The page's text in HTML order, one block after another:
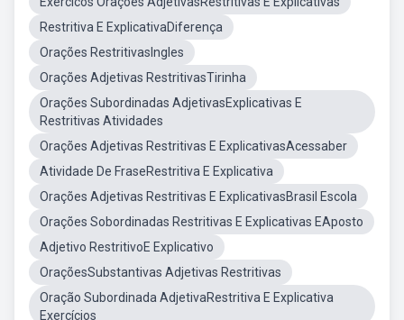
Restritiva E ExplicativaDiferença
Orações RestritivasIngles
Orações Adjetivas RestritivasTirinha
Orações Subordinadas AdjetivasExplicativas E
Restritivas Atividades
Orações Adjetivas Restritivas E ExplicativasAcessaber
Atividade De FraseRestritiva E Explicativa
Orações Adjetivas Restritivas E ExplicativasBrasil Escola
Orações Sobordinadas Restritivas E Explicativas EAposto
Adjetivo RestritivoE Explicativo
OraçõesSubstantivas Adjetivas Restritivas
Oração Subordinada AdjetivaRestritiva E Explicativa
Exercícios